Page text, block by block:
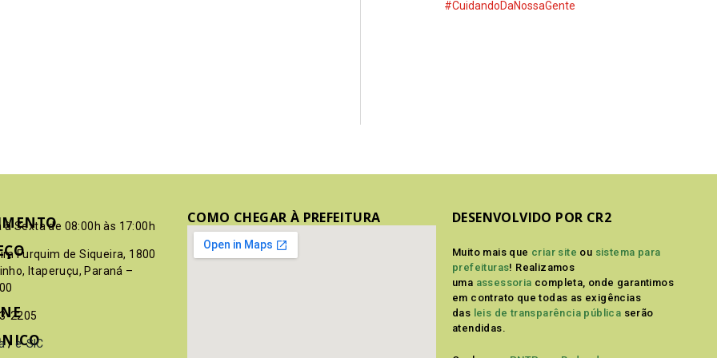
#CuidandoDaNossaGente
à Sexta de 08:00h às 17:00h
Furquim de Siqueira, 1800
Itaperuçu, Paraná –
2205
/ e-SIC
COMO CHEGAR À PREFEITURA DESENVOLVIDO POR CR2
Muito mais que criar site ou sistema para
prefeituras! Realizamos
uma assessoria completa, onde garantimos
em contrato que todas as exigências
das leis de transparência pública serão
atendidas.